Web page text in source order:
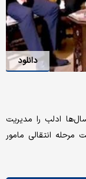
دانلود
ادلب را مدیریت
انتقالی مامور